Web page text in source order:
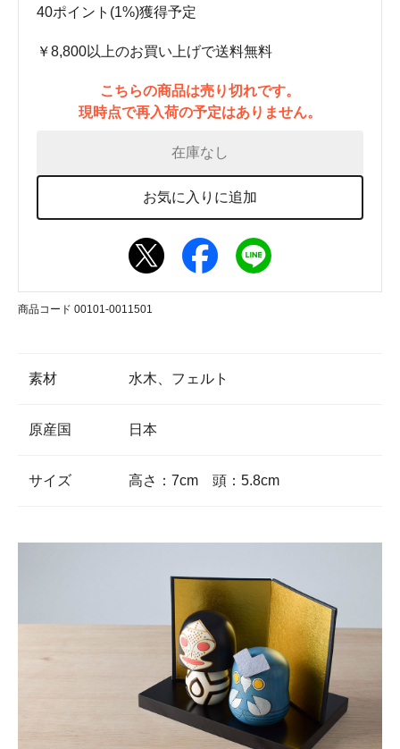
40ポイント(1%)獲得予定
￥8,800以上のお買い上げで送料無料
こちらの商品は売り切れです。
現時点で再入荷の予定はありません。
在庫なし
お気に入りに追加
商品コード 00101-0011501
素材 水木、フェルト
原産国 日本
サイズ 高さ：7cm 頭：5.8cm